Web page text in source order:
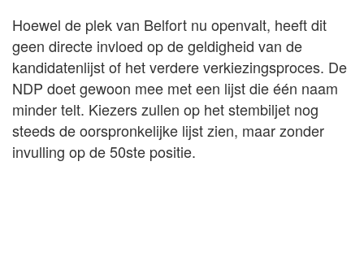
Hoewel de plek van Belfort nu openvalt, heeft dit
geen directe invloed op de geldigheid van de
kandidatenlijst of het verdere verkiezingsproces. De
NDP doet gewoon mee met een lijst die één naam
minder telt. Kiezers zullen op het stembiljet nog
steeds de oorspronkelijke lijst zien, maar zonder
invulling op de 50ste positie.